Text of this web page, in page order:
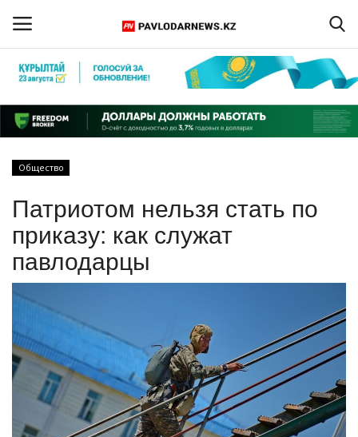
Регистрация
Главная
ПАВЛОДАРСКАЯ ОБЛАСТЬ
КАЗАХСТАН
МИР
СПЕЦПРОЕКТЫ
СПОРТ
Чек-лист
Общество
Патриотом нельзя стать по
приказу: как служат
павлодарцы